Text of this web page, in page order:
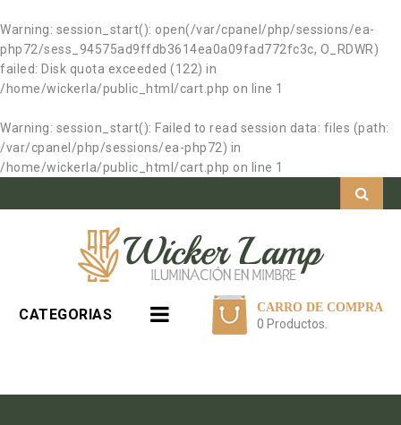
Warning: session_start(): open(/var/cpanel/php/sessions/ea-
php72/sess_94575ad9ffdb3614ea0a09fad772fc3c, O_RDWR)
failed: Disk quota exceeded (122) in
/home/wickerla/public_html/cart.php on line 1
Warning: session_start(): Failed to read session data: files (path:
/var/cpanel/php/sessions/ea-php72) in
/home/wickerla/public_html/cart.php on line 1
CATEGORIAS CARRO DE COMPRA
0 Productos.